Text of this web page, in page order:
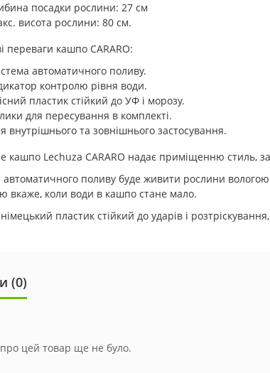
посадки рослини: 27 см
висота рослини: 80 см.
переваги кашпо CARARO:
автоматичного поливу.
контролю рівня води.
пластик стійкий до УФ і морозу.
для пересування в комплекті.
внутрішнього та зовнішнього застосування.
кашпо Lechuza CARARO надає приміщенню стиль,
поливу буде живити рослини вологою
вкаже, коли води в кашпо стане мало.
пластик стійкий до ударів і
(0)
про цей товар ще не було.